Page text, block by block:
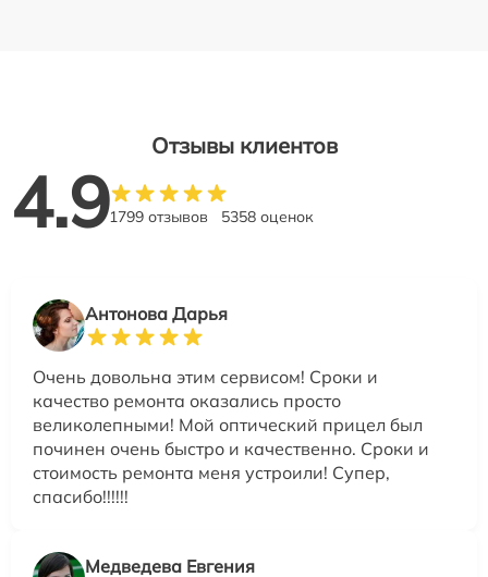
Отзывы клиентов
4.91799 отзывов 5358 оценок
Антонова Дарья
Очень довольна этим сервисом! Сроки и
качество ремонта оказались просто
великолепными! Мой оптический прицел был
починен очень быстро и качественно. Сроки и
стоимость ремонта меня устроили! Супер,
спасибо!!!!!!
Медведева Евгения